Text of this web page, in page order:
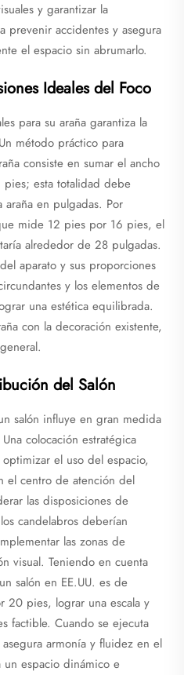
y garantizar la
prevenir accidentes y asegura
el espacio sin abrumarlo.
Ideales del Foco
para su araña garantiza la
método práctico para
consiste en sumar el ancho
esta totalidad debe
en pulgadas. Por
mide 12 pies por 16 pies, el
alrededor de 28 pulgadas.
aparato y sus proporciones
y los elementos de
una estética equilibrada.
con la decoración existente,
del Salón
salón influye en gran medida
colocación estratégica
el uso del espacio,
el centro de atención del
las disposiciones de
candelabros deberían
las zonas de
visual. Teniendo en cuenta
salón en EE.UU. es de
20 pies, lograr una escala y
factible. Cuando se ejecuta
armonía y fluidez en el
espacio dinámico e